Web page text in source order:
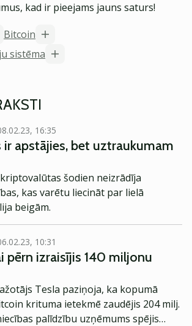
kad ir pieejams jauns saturs!
Bitcoin
sistēma
16:35
apstājies, bet uztraukumam
šodien neizrādīja
kas varētu liecināt par lielā
beigām.
10:31
pērn izraisījis 140 miljonu
Tesla paziņoja, ka kopumā
krituma ietekmē zaudējis 204 milj.
palīdzību uzņēmums spējis